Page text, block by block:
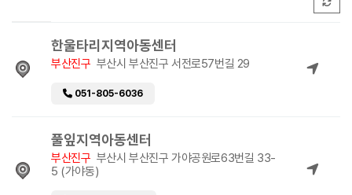
한울타리지역아동센터
부산진구 부산시 부산진구 서전로57번길 29
051-805-6036
풀잎지역아동센터
부산진구 부산시 부산진구 가야공원로63번길 33-
5 (가야동)